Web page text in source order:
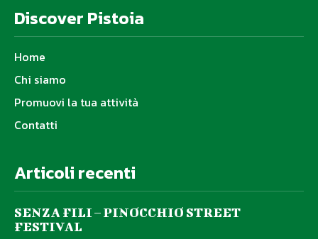
Discover Pistoia
Home
Chi siamo
Promuovi la tua attività
Contatti
Articoli recenti
SENZA FILI – PINOCCHIO STREET
FESTIVAL